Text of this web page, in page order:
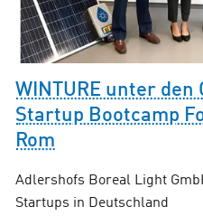
WINTURE unter den
Startup Bootcamp
Rom
Adlershofs Boreal Light
Startups in Deutschland